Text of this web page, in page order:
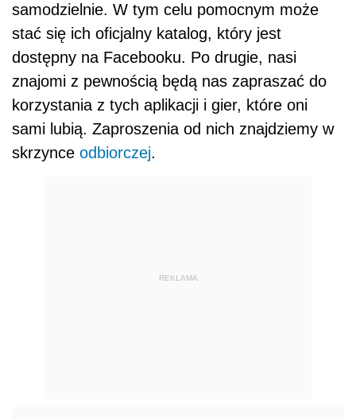
samodzielnie. W tym celu pomocnym może
stać się ich oficjalny katalog, który jest
dostępny na Facebooku. Po drugie, nasi
znajomi z pewnością będą nas zapraszać do
korzystania z tych aplikacji i gier, które oni
sami lubią. Zaproszenia od nich znajdziemy w
skrzynce odbiorczej.
REKLAMA